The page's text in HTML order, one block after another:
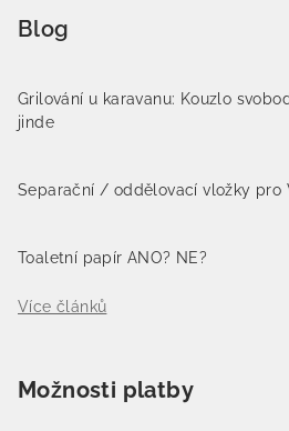
Blog
Grilování u karavanu: Kouzlo
jinde
Separační / oddělovací vložky pro
Toaletní papír ANO? NE?
Více článků
Možnosti platby